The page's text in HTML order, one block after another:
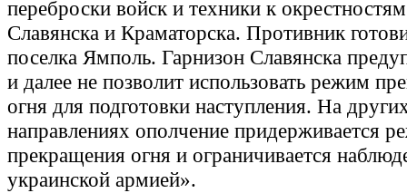
переброски войск и техники к
Славянска и Краматорска. Противник
поселка Ямполь. Гарнизон Славянска
и далее не позволит использовать режим
огня для подготовки наступления. На
направлениях ополчение придерживается
прекращения огня и ограничивается
украинской армией».